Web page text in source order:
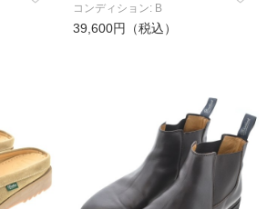
コンディション: B
39,600円（税込）